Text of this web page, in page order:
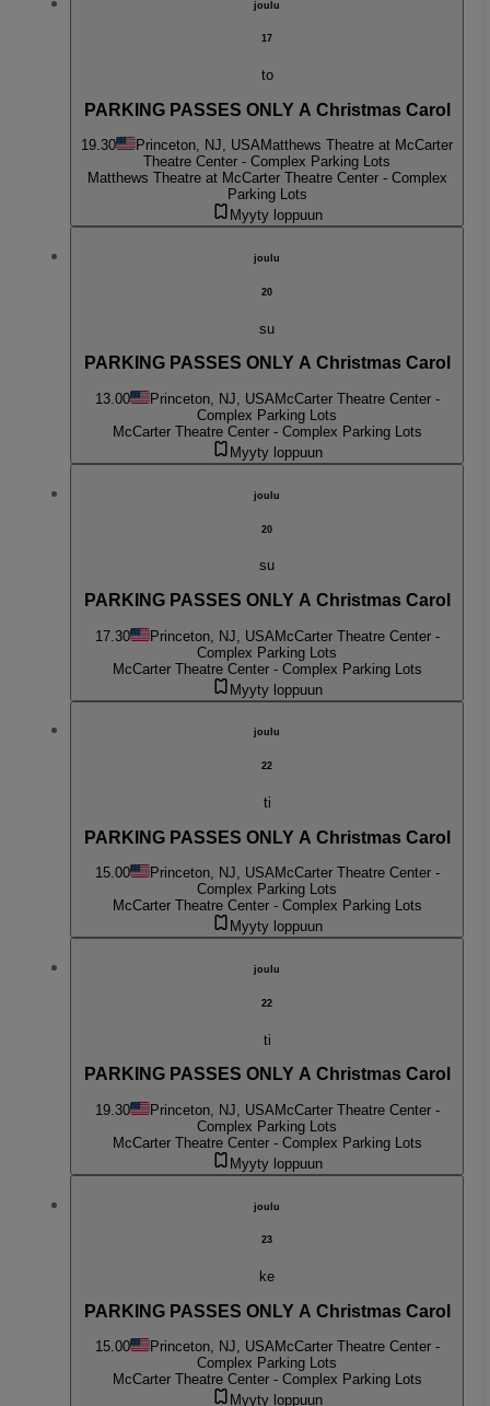
joulu
17
to
PARKING PASSES ONLY A Christmas Carol
19.30 Princeton, NJ, USAMatthews Theatre at McCarter
Theatre Center - Complex Parking Lots
Matthews Theatre at McCarter Theatre Center - Complex
Parking Lots
Myyty loppuun
joulu
20
su
PARKING PASSES ONLY A Christmas Carol
13.00 Princeton, NJ, USA McCarter Theatre Center -
Complex Parking Lots
McCarter Theatre Center - Complex Parking Lots
Myyty loppuun
joulu
20
su
PARKING PASSES ONLY A Christmas Carol
17.30 Princeton, NJ, USAMcCarter Theatre Center -
Complex Parking Lots
McCarter Theatre Center - Complex Parking Lots
Myyty loppuun
joulu
22
ti
PARKING PASSES ONLY A Christmas Carol
15.00 Princeton, NJ, USAMcCarter Theatre Center -
Complex Parking Lots
McCarter Theatre Center - Complex Parking Lots
Myyty loppuun
joulu
22
ti
PARKING PASSES ONLY A Christmas Carol
19.30 Princeton, NJ, USA McCarter Theatre Center -
Complex Parking Lots
McCarter Theatre Center - Complex Parking Lots
Myyty loppuun
joulu
23
ke
PARKING PASSES ONLY A Christmas Carol
15.00 Princeton, NJ, USAMcCarter Theatre Center -
Complex Parking Lots
McCarter Theatre Center - Complex Parking Lots
Myyty loppuun